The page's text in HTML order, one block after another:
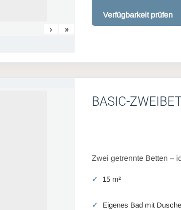
› »
Verfügbarkeit prüfen
BASIC-
Zwei getrennte Betten –
15 m²
Eigenes Bad mit